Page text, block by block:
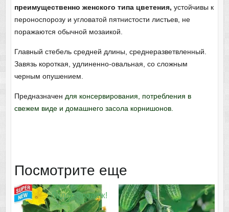
преимущественно женского типа цветения, устойчивы к
пероноспорозу и угловатой пятнистости листьев, не
поражаются обычной мозаикой.
Главный стебель средней длины, среднеразветвленный.
Завязь короткая, удлиненно-овальная, со сложным
черным опушением.
Предназначен для консервирования, потребления в
свежем виде и домашнего засола корнишонов.
Посмотрите еще
Лидер продаж!